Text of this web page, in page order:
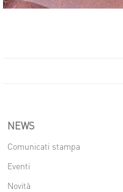
NEWS
Comunicati stampa
Eventi
Novità